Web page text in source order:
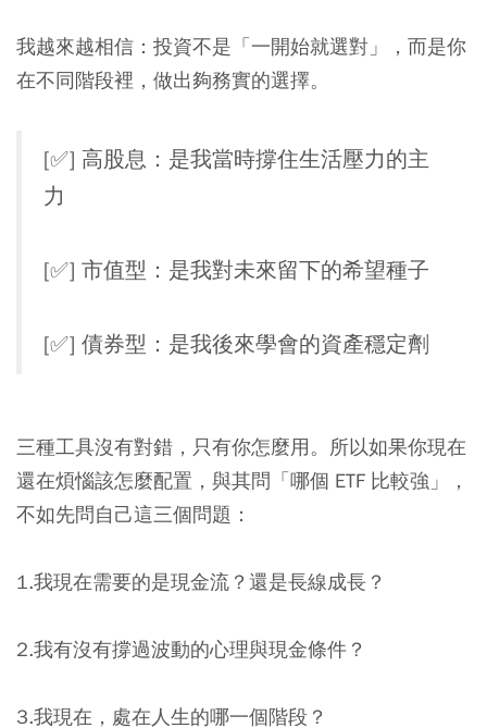
我越來越相信：投資不是「一開始就選對」，而是你
在不同階段裡，做出夠務實的選擇。
[✅] 高股息：是我當時撐住生活壓力的主
力
[✅] 市值型：是我對未來留下的希望種子
[✅] 債券型：是我後來學會的資產穩定劑
三種工具沒有對錯，只有你怎麼用。所以如果你現在
還在煩惱該怎麼配置，與其問「哪個 ETF 比較強」，
不如先問自己這三個問題：
1.我現在需要的是現金流？還是長線成長？
2.我有沒有撐過波動的心理與現金條件？
3.我現在，處在人生的哪一個階段？